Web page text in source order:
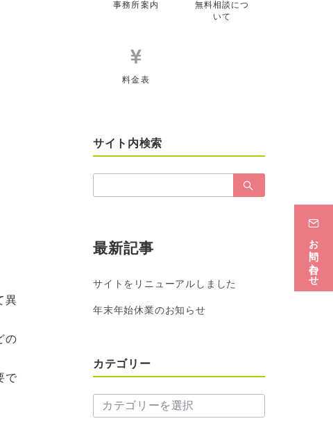
異
の
で
事務所案内
無料相談につ
いて
料金表
サイト内検索
索：
最新記事
サイトをリニューアルしました
年末年始休業のお知らせ
カテゴリー
テ
お問い合わせ